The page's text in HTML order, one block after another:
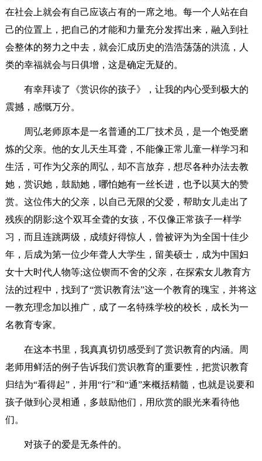
在社会上就会有自己应该占有的一席之地。每一个人站在自
己的位置上，把自己的才能和力量充分发挥出来，融入到社
会整体的努力之中去，就会汇成历史的浩浩荡荡的洪流，人
类的幸福就会与日俱增，这是确定无疑的。
有幸拜读了《赏识你的孩子》，让我的内心受到极大的
震撼，感慨万分。
周弘老师原本是一名普通的工厂技术员，是一个饱受磨
炼的父亲。他的女儿天生耳聋，不能像正常儿童一样学习和
生活，可作为父亲的周弘，却不言放弃，想尽各种办法去教
她，赏识她，鼓励她，哪怕她有一丝长进，也予以莫大的赞
赏。这位伟大的父亲，以自己无限的父爱，帮助女儿走出了
残疾的阴影;这个双耳全聋的女孩，不仅像正常孩子一样学
习，而且连跳两级，成绩好得惊人，曾被评为为全国十佳少
年，后成为第一位少年聋人大学生，留美硕士，成为中国妇
女十大时代人物等;这位锲而不舍的父亲，在探索女儿教育方
法的过程中，找到了“赏识教育法”这一个教育的瑰宝，并将这
一教充理念加以推广，成了一名特殊学校的校长，成长为一
名教育专家。
在这本书里，我真真切切感受到了赏识教育的内涵。周
老师用鲜活的例子告诉我们赏识教育的重要性，把赏识教育
归结为“看得起”，并用“行”和“通”来概括精髓，也就是说要和
孩子做到心灵相通，多鼓励他们，用欣赏的眼光来看待他
们。
对孩子的爱是无条件的。